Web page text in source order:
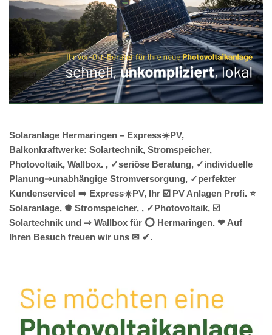
Solaranlage Hermaringen – Express☀️PV,
Balkonkraftwerke: Solartechnik, Stromspeicher,
Photovoltaik, Wallbox. , ✓seriöse Beratung, ✓individuelle
Planung⇒unabhängige Stromversorgung, ✓perfekter
Kundenservice! ➡️ Express☀️PV️, Ihr ☑️ PV Anlagen Profi. ⭐
Solaranlage, ✺ Stromspeicher, , ✓Photovoltaik, ☑️
Solartechnik und ⇒ Wallbox für ⭕ Hermaringen. ❤ Auf
Ihren Besuch freuen wir uns ✉ ✔.